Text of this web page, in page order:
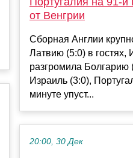
от Венгрии
Сборная Англии
Латвию (5:0) в гостях,
разгромила Болгарию
Израиль (3:0),
минуте упуст...
20:00, 30 Дек